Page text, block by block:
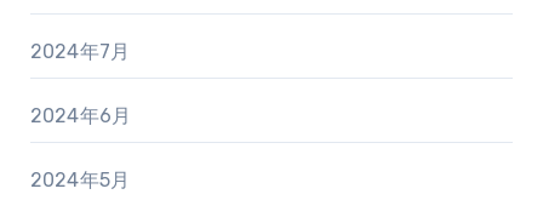
2024年7月
2024年6月
2024年5月